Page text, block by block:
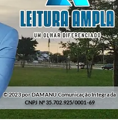
© 2023 por DAMANU Comunicação Integrada
CNPJ Nº 35.702.925/0001-69